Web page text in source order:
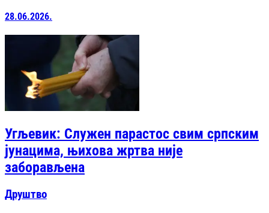
28.06.2026.
Угљевик: Служен парастос свим српским
јунацима, њихова жртва није
заборављена
Друштво